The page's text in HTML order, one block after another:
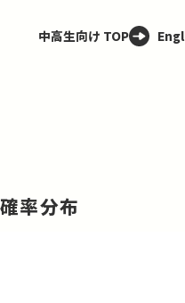
中高生向け TOP
率分布